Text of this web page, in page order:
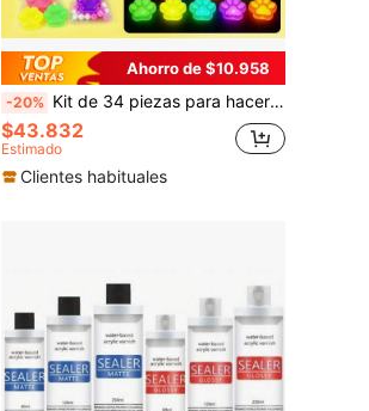
Ahorro de $10.958
-20% Kit de 34 piezas para hacer huellas de gato de silicona que brillan en la oscuridad, incluye moldes de silicona para hacer huellas de gato, resina epoxi de 30ml:30ml, flocado, herramientas y una proporción ideal de 1:1 por volumen para manualidades DIY
$43.832
Estimado
Clientes habituales